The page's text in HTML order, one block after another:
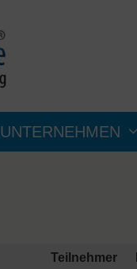
UNTERNEHMEN
Teilnehmer